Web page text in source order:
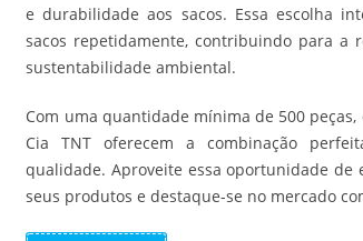
e durabilidade aos sacos. Essa escolha
sacos repetidamente, contribuindo para a
sustentabilidade ambiental.
Com uma quantidade mínima de 500 peças,
Cia TNT oferecem a combinação
qualidade. Aproveite essa oportunidade
seus produtos e destaque-se no mercado